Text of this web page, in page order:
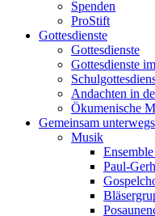
Spenden
ProStift
Gottesdienste
Gottesdienste
Gottesdienste
Andachten in
Ökumenische
Gemeinsam unterwegs
Musik
Paul-